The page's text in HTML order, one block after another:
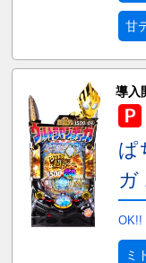
甘
導入
ぱ
ガ
OK!!
ミ